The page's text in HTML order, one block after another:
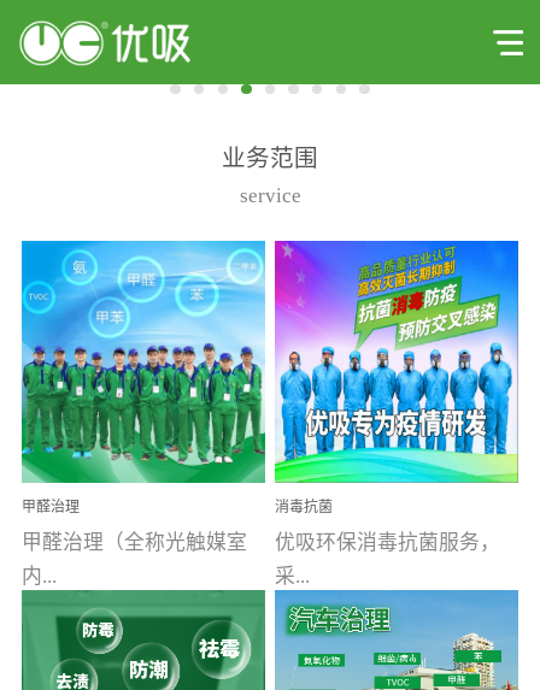
业务范围
service
甲醛治理
甲醛治理（全称光触媒室
内...
空气污染净化治理）工业
消毒抗菌
优吸环保消毒抗菌服务，
采...
用行业公认奥维牌消毒